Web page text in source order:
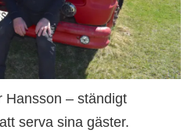
Hansson – ständigt
serva sina gäster.